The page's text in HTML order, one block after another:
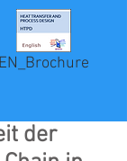
EN_Brochure
der